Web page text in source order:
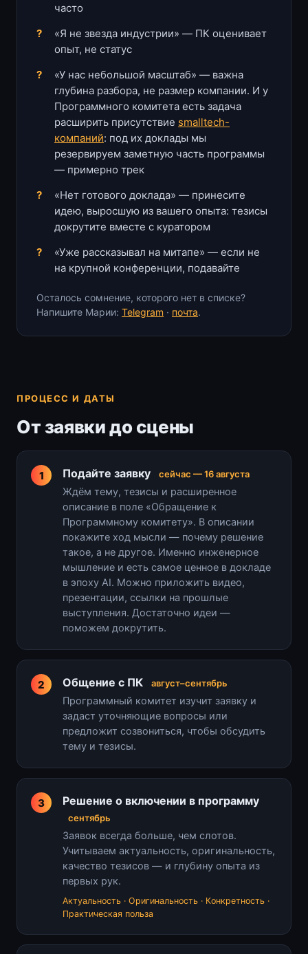
часто
«Я не звезда индустрии» — ПК оценивает
опыт, не статус
«У нас небольшой масштаб» — важна
глубина разбора, не размер компании. И у
Программного комитета есть задача
расширить присутствие smalltech-
компаний: под их доклады мы
резервируем заметную часть программы
— примерно трек
«Нет готового доклада» — принесите
идею, выросшую из вашего опыта: тезисы
докрутите вместе с куратором
«Уже рассказывал на митапе» — если не
на крупной конференции, подавайте
Осталось сомнение, которого нет в списке?
Напишите Марии: Telegram · почта.
ПРОЦЕСС И ДАТЫ
От заявки до сцены
Подайте заявку сейчас — 16 августа
Ждём тему, тезисы и расширенное
описание в поле «Обращение к
Программному комитету». В описании
покажите ход мысли — почему решение
такое, а не другое. Именно инженерное
мышление и есть самое ценное в докладе
в эпоху AI. Можно приложить видео,
презентации, ссылки на прошлые
выступления. Достаточно идеи —
поможем докрутить.
Общение с ПК август–сентябрь
Программный комитет изучит заявку и
задаст уточняющие вопросы или
предложит созвониться, чтобы обсудить
тему и тезисы.
Решение о включении в программу
сентябрь
Заявок всегда больше, чем слотов.
Учитываем актуальность, оригинальность,
качество тезисов — и глубину опыта из
первых рук.
Актуальность · Оригинальность · Конкретность ·
Практическая польза